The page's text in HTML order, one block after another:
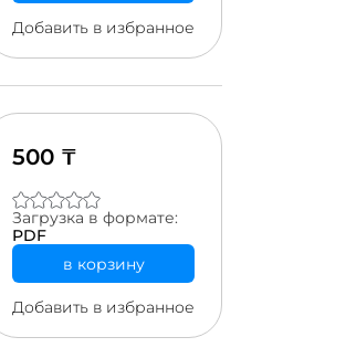
Добавить в избранное
500 ₸
Загрузка в формате:
PDF
в корзину
Добавить в избранное